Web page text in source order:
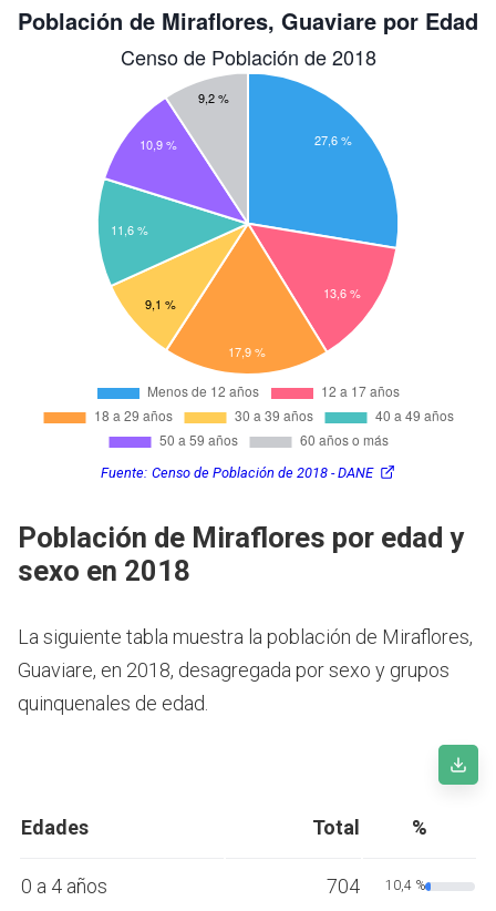
Fuente: Censo de Población de 2018 - DANE
Población de Miraflores por edad y
sexo en 2018
La siguiente tabla muestra la población de Miraflores,
Guaviare, en 2018, desagregada por sexo y grupos
quinquenales de edad.
Edades Total %
0 a 4 años 704 10,4 %